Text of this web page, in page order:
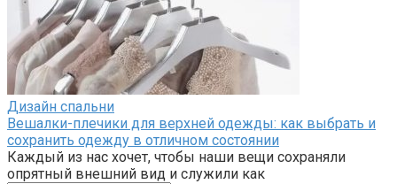
Дизайн спальни
Вешалки-плечики для верхней одежды: как выбрать и
сохранить одежду в отличном состоянии
Каждый из нас хочет, чтобы наши вещи сохраняли
опрятный внешний вид и служили как